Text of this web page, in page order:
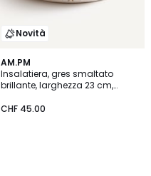
Novità
AM.PM
Insalatiera, gres smaltato
brillante, larghezza 23 cm,
CHF 45.00